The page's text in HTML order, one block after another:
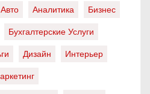
Авто Аналитика
Бизнес
Бухгалтерские Услуги
Дизайн
Интерьер